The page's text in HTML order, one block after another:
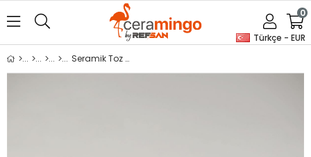
Türkçe - EUR
0
Seramik Toz Boya Sır Altı 6130 Koyu Mavi